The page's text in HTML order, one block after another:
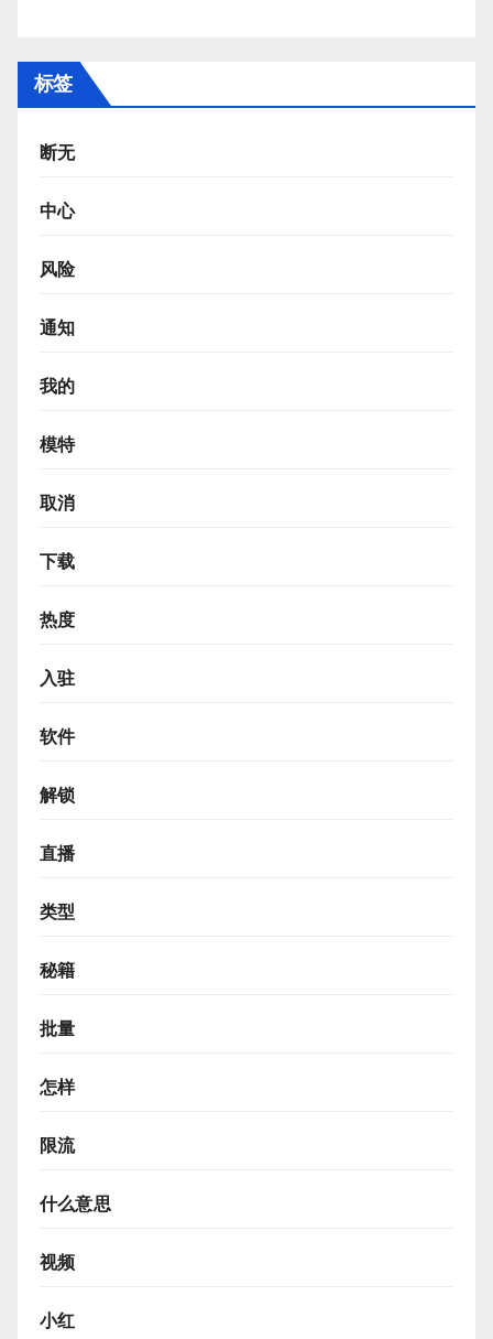
标签
断无
中心
风险
通知
我的
模特
取消
下载
热度
入驻
软件
解锁
直播
类型
秘籍
批量
怎样
限流
什么意思
视频
小红